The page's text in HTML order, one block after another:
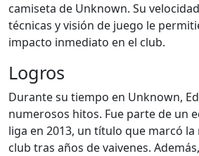
camiseta de Unknown. Su
técnicas y visión de juego le
impacto inmediato en el club.
Logros
Durante su tiempo en Unknown,
numerosos hitos. Fue parte de un
liga en 2013, un título que marcó
club tras años de vaivenes.